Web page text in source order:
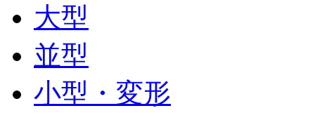
大型
並型
小型・変形